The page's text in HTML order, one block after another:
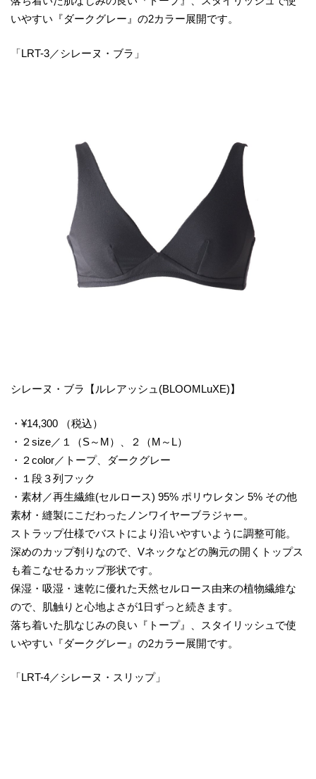
いやすい『ダークグレー』の2カラー展開です。
「LRT-3／シレーヌ・ブラ」
シレーヌ・ブラ【ルレアッシュ(BLOOMLuXE)】
・¥14,300 （税込）
・２size／１（S～M）、２（M～L）
・２color／トープ、ダークグレー
・１段３列フック
・素材／再生繊維(セルロース) 95% ポリウレタン 5% その他
素材・縫製にこだわったノンワイヤーブラジャー。
ストラップ仕様でバストにより沿いやすいように調整可能。
深めのカップ刳りなので、Vネックなどの胸元の開くトップス
も着こなせるカップ形状です。
保湿・吸湿・速乾に優れた天然セルロース由来の植物繊維な
ので、肌触りと心地よさが1日ずっと続きます。
落ち着いた肌なじみの良い『トープ』、スタイリッシュで使
いやすい『ダークグレー』の2カラー展開です。
「LRT-4／シレーヌ・スリップ」